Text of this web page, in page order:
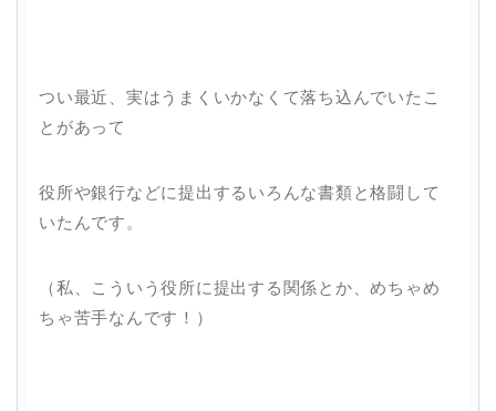
つい最近、実はうまくいかなくて落ち込んでいたこ
とがあって
役所や銀行などに提出するいろんな書類と格闘して
いたんです。
（私、こういう役所に提出する関係とか、めちゃめ
ちゃ苦手なんです！）